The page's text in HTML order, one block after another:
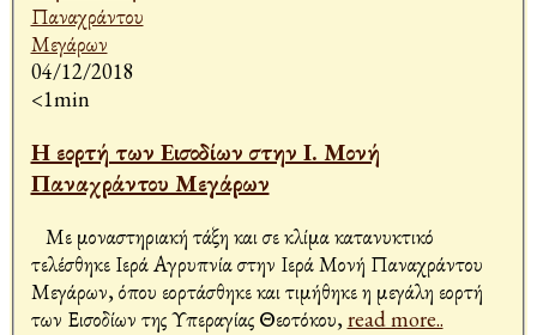
04/12/2018
<1min
Η εορτή των Εισοδίων στην Ι. Μονή
Παναχράντου Μεγάρων
Με μοναστηριακή τάξη και σε κλίμα κατανυκτικό
τελέσθηκε Ιερά Αγρυπνία στην Ιερά Μονή Παναχράντου
Μεγάρων, όπου εορτάσθηκε και τιμήθηκε η μεγάλη εορτή
των Εισοδίων της Υπεραγίας Θεοτόκου,read more..